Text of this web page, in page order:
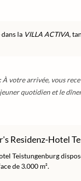
la VILLA ACTIVA,
À votre arrivée, vous
quotidien et le
Residenz-Hotel
Teistungenburg
de 3.000 m².